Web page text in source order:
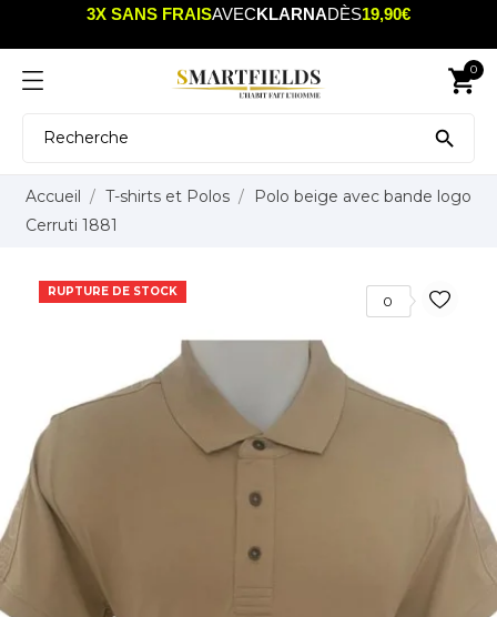
3X SANS FRAISAVECKLARNADÈS19,90€
shopping_cart
0

Accueil T-shirts et Polos
Polo beige avec bande logo
Cerruti 1881
RUPTURE DE STOCK
0